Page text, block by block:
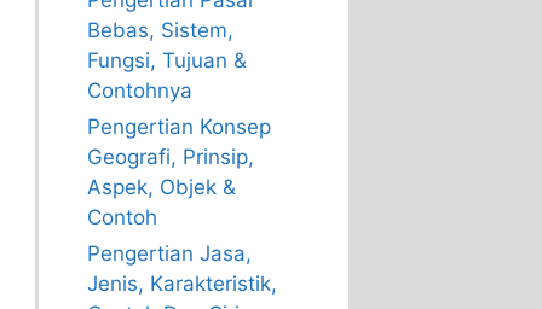
Bebas, Sistem,
Fungsi, Tujuan &
Contohnya
Pengertian Konsep
Geografi, Prinsip,
Aspek, Objek &
Contoh
Pengertian Jasa,
Jenis, Karakteristik,